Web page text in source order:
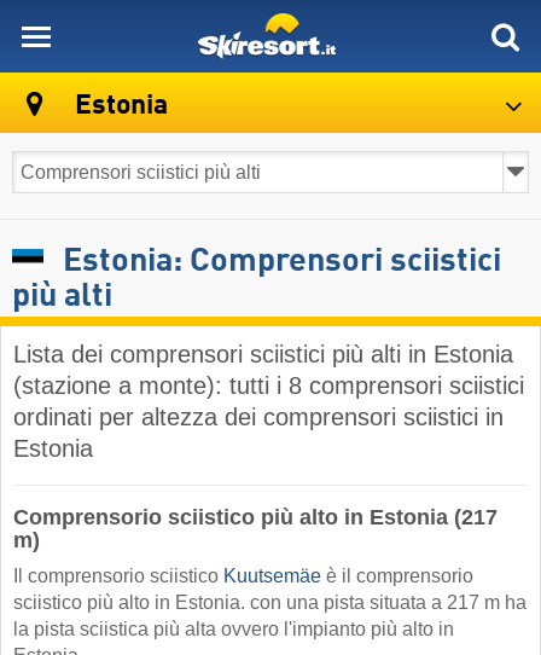
Estonia
Estonia: Comprensori sciistici
più alti
Lista dei comprensori sciistici più alti in Estonia
(stazione a monte): tutti i 8 comprensori sciistici
ordinati per altezza dei comprensori sciistici in
Estonia
Comprensorio sciistico più alto in Estonia (217
m)
Il comprensorio sciistico Kuutsemäe è il comprensorio
sciistico più alto in Estonia. con una pista situata a 217 m ha
la pista sciistica più alta ovvero l'impianto più alto in